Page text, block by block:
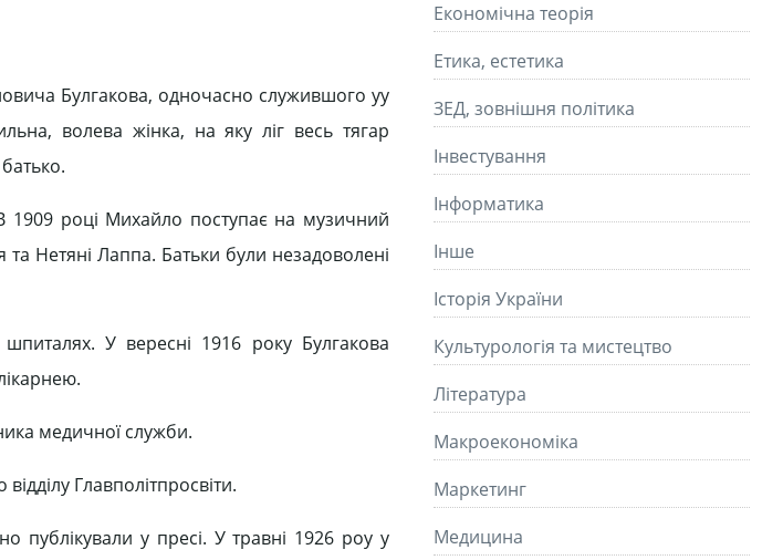
Булгакова, одночасно служившого уу
волева жінка, на яку ліг весь тягар
В 1909 році Михайло поступає на музичний
та Нетяні Лаппа. Батьки були незадоволені
У вересні 1916 року Булгакова
медичної служби.
Главполітпросвіти.
публікували у пресі. У травні 1926 роу у
Економічна теорія
Етика, естетика
ЗЕД, зовнішня політика
Інвестування
Інформатика
Інше
Історія України
Культурологія та мистецтво
Літературa
Макроекономіка
Маркетинг
Медицина